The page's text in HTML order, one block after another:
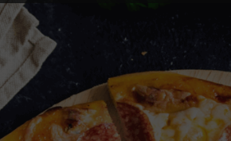
ACCUEIL
LA CARTE
VOTRE COMPTE